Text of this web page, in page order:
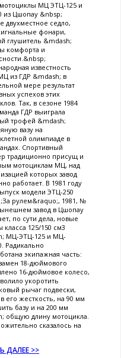
МЦ ЭТЦ-125 и
из Цшопау &nbsp;
двухместное седло,
фонари,
глушитель &mdash;
комфорта и
известность
из ГДР &mdash; в
мере результат
успехов этих
Так, в сезоне 1984
ГДР выиграла
трофей &mdash;
вазу на
олимпиаде в
Спортивный
традиционно присущ и
мотоциклам МЦ, над
которых завод
работает. В 1981 году
модели ЭТЦ-250
рулем&raquo;, 1981, №
завод в Цшопау
по сути дела, новые
125/150 см3
МЦ-ЭТЦ-125 и МЦ-
Радикально
экипажная часть:
18-дюймового
16-дюймовое колесо,
укоротить
рычаг подвески,
его жесткость, на 90 мм
базу и на 200 мм
общую длину мотоцикла.
сказалось на
ДАЛЕЕ >>